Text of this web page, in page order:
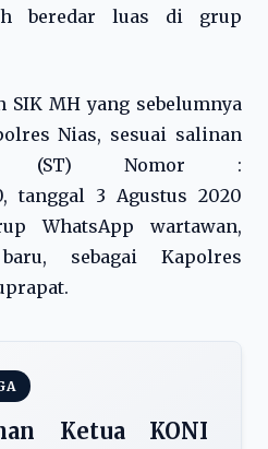
beredar luas di grup
SIK MH yang sebelumnya
Nias, sesuai salinan
(ST) Nomor :
tanggal 3 Agustus 2020
WhatsApp wartawan,
sebagai Kapolres
Ketua KONI